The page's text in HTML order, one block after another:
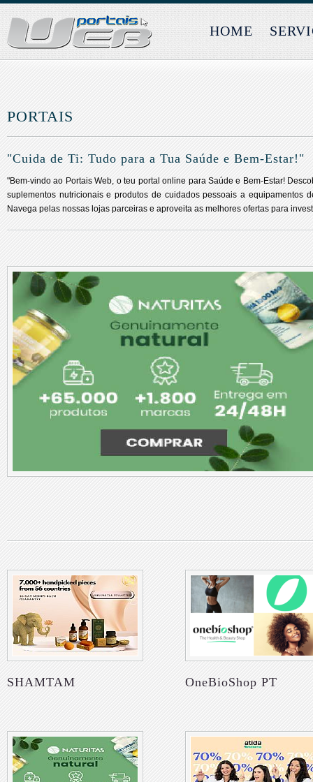
HOME
PORTAIS
"Cuida de Ti: Tudo para a Tua Saúde e Bem-Estar!"
"Bem-vindo ao Portais Web, o teu portal online para Saúde e Bem-Estar!
suplementos nutricionais e produtos de cuidados pessoais a
Navega pelas nossas lojas parceiras e aproveita as melhores ofertas para
SHAMTAM OneBioShop PT